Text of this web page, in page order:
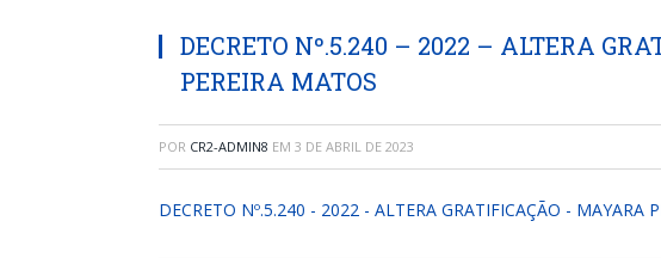
DECRETO Nº.5.240 – 2022 – ALTERA
PEREIRA MATOS
POR CR2-ADMIN8 EM 3 DE ABRIL DE 2023
DECRETO Nº.5.240 - 2022 - ALTERA GRATIFICAÇÃO - MAYARA